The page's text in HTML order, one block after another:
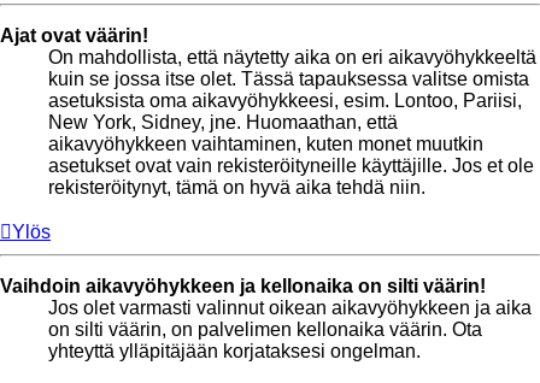
Ajat ovat väärin!
On mahdollista, että näytetty aika on eri aikavyöhykkeeltä
kuin se jossa itse olet. Tässä tapauksessa valitse omista
asetuksista oma aikavyöhykkeesi, esim. Lontoo, Pariisi,
New York, Sidney, jne. Huomaathan, että
aikavyöhykkeen vaihtaminen, kuten monet muutkin
asetukset ovat vain rekisteröityneille käyttäjille. Jos et ole
rekisteröitynyt, tämä on hyvä aika tehdä niin.
Ylös
Vaihdoin aikavyöhykkeen ja kellonaika on silti väärin!
Jos olet varmasti valinnut oikean aikavyöhykkeen ja aika
on silti väärin, on palvelimen kellonaika väärin. Ota
yhteyttä ylläpitäjään korjataksesi ongelman.